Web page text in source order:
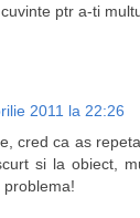
ptr a-ti
2011 la 22:26
cred ca as
si la obiect,
problema!